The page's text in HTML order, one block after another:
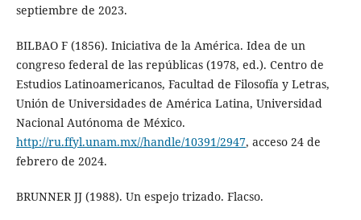
septiembre de 2023.
BILBAO F (1856). Iniciativa de la América. Idea de un
congreso federal de las repúblicas (1978, ed.). Centro de
Estudios Latinoamericanos, Facultad de Filosofía y Letras,
Unión de Universidades de América Latina, Universidad
Nacional Autónoma de México.
http://ru.ffyl.unam.mx//handle/10391/2947, acceso 24 de
febrero de 2024.
BRUNNER JJ (1988). Un espejo trizado. Flacso.